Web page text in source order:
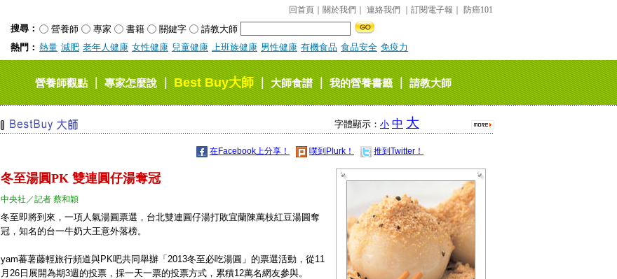
回首頁 關於我們 連絡我們 訂閱電子報 防癌101
搜尋： 營養師 專家 書籍 關鍵字
請教大師
熱門： 熱量 減肥 老年人健康 女性健康 兒童健康 上班族健康 男性健康 有機食品 食品安全 免疫力
營養師觀點｜專家怎麼說｜Best Buy大師｜大師食譜｜我的營養書籤｜請教大師
字體顯示： 小 中 大
在Facebook上分享！ 噗到Plurk！ 推到Twitter！
冬至湯圓PK 雙連圓仔湯奪冠
中央社／記者 蔡和穎
冬至即將到來，一項人氣湯圓票選，台北雙連圓仔湯打敗宜蘭陳萬枝紅豆湯圓奪
冠，知名的台一牛奶大王意外落榜。
yam蕃薯藤輕旅行頻道與PK吧共同舉辦「2013冬至必吃湯圓」的票選活動，從11
月26日展開為期3週的投票，採一天一票的投票方式，累積12萬名網友參與。